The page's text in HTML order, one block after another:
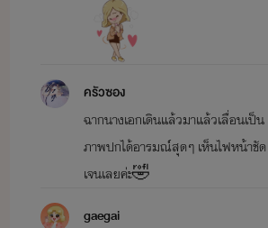
ครัวซอง
ฉากนางเอกเดินแล้วมาแล้วเลื่อนเป็น
ภาพปกได้อารมณ์สุดๆ เห็นไฟหน้าชัด
เจนเลยค่ะ🤣
gaegai